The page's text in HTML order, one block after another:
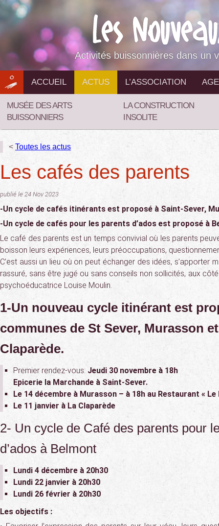
Aller
au
contenu
Activités buissonnières dans un
ACCUEIL ACTUS L’ASSOCIATION
MUSÉE DES ARTS
BUISSONNIERS
LA CONSTRUCTION
INSOLITE
< Toutes les actus
Les cafés des parents
publié le 24 Nov 2023
-Un cycle de cafés itinérants est proposé à Saint-Sever,
-Un cycle de cafés pour les parents d’ados est proposé à
Le café des parents est un temps convivial où les parents
boisson leurs expériences, leurs préoccupations,
C’est aussi un lieu où on peut échanger des idées, s’apporter
rassuré, sans être jugé ou sans conseils non sollicités, aux
psychoéducatrice Louise Moulin.
1-Un nouveau cycle itinérant est
communes de St Sever, Murasson
Claparède.
Premier rendez-vous: Jeudi 30 novembre à 18h
Epicerie la Marchande à Saint-Sever.
Le 14 décembre à Murasson – à 18h au Restaurant «
Le 11 janvier à La Claparède
2- Un cycle de Café des parents pour
d’ados à Belmont
Lundi 4 décembre à 20h30
Lundi 22 janvier à 20h30
Lundi 26 février à 20h30
Les objectifs :